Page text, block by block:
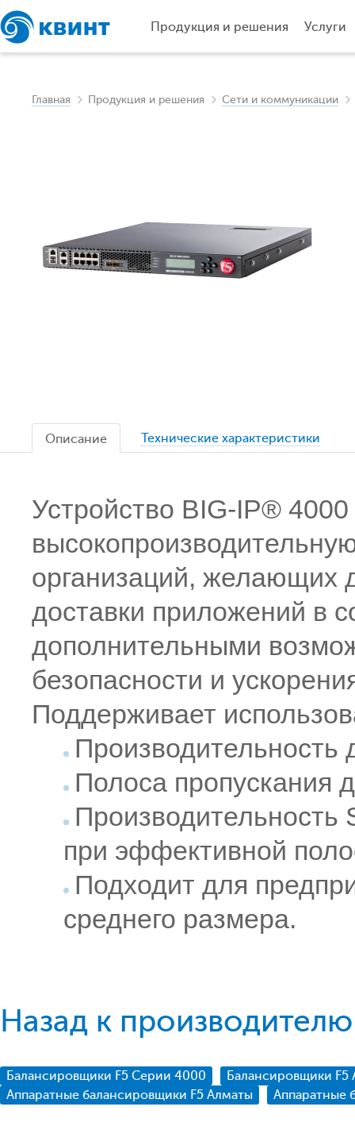
Продукция и решения Услуги
Главная Продукция и решения Сети и коммуникации
Описание Технические характеристики
Устройство BIG-IP®
организаций, желающих
доставки приложений в
дополнительными
безопасности и
Поддерживает
Производительность
Полоса пропускания
Производительность
при эффективной
Подходит для
среднего размера.
Назад к
Балансировщики F5 Серии 4000
Балансировщики F5
Аппаратные балансировщики F5 Алматы
Аппаратные